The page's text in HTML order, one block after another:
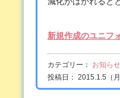
新規作成のユニフ
カテゴリー： お知らせ
投稿日： 2015.1.5（月